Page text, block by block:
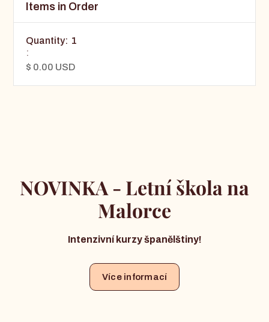
Items in Order
1
:
$ 0.00 USD
NOVINKA - Letní škola na
Malorce
Intenzivní kurzy španělštiny!
Více informací